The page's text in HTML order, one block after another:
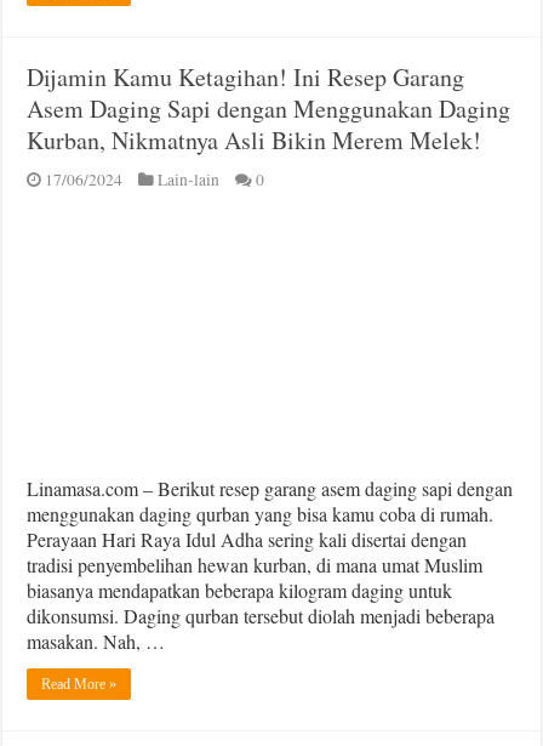
Dijamin Kamu Ketagihan! Ini Resep Garang
Asem Daging Sapi dengan Menggunakan Daging
Kurban, Nikmatnya Asli Bikin Merem Melek!
17/06/2024 Lain-lain 0
Linamasa.com – Berikut resep garang asem daging sapi dengan
menggunakan daging qurban yang bisa kamu coba di rumah.
Perayaan Hari Raya Idul Adha sering kali disertai dengan
tradisi penyembelihan hewan kurban, di mana umat Muslim
biasanya mendapatkan beberapa kilogram daging untuk
dikonsumsi. Daging qurban tersebut diolah menjadi beberapa
masakan. Nah, …
Read More »